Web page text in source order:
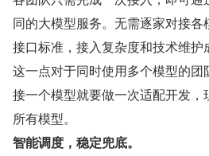
同的大模型服务。无需逐家对接
接口标准，接入复杂度和技术维护
这一点对于同时使用多个模型的
接一个模型就要做一次适配开发
所有模型。
智能调度，稳定兜底。